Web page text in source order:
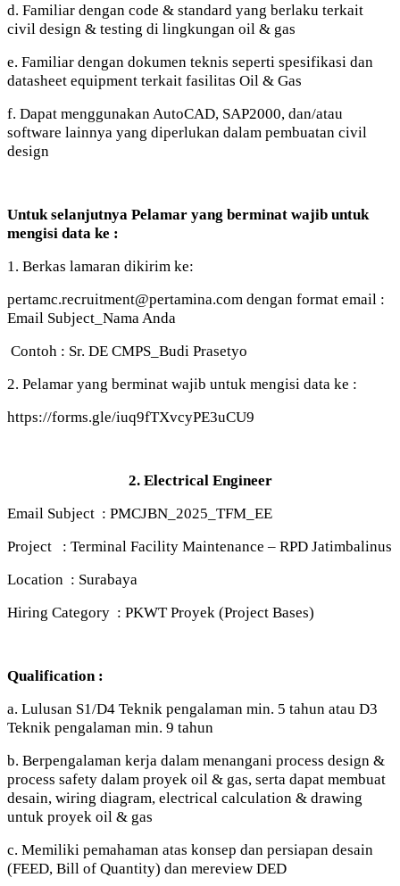
d. Familiar dengan code & standard yang berlaku terkait
civil design & testing di lingkungan oil & gas
e. Familiar dengan dokumen teknis seperti spesifikasi dan
datasheet equipment terkait fasilitas Oil & Gas
f. Dapat menggunakan AutoCAD, SAP2000, dan/atau
software lainnya yang diperlukan dalam pembuatan civil
design
Untuk selanjutnya Pelamar yang berminat wajib untuk
mengisi data ke :
1. Berkas lamaran dikirim ke:
pertamc.recruitment@pertamina.com dengan format email :
Email Subject_Nama Anda
Contoh : Sr. DE CMPS_Budi Prasetyo
2. Pelamar yang berminat wajib untuk mengisi data ke :
https://forms.gle/iuq9fTXvcyPE3uCU9
2. Electrical Engineer
Email Subject : PMCJBN_2025_TFM_EE
Project : Terminal Facility Maintenance – RPD Jatimbalinus
Location : Surabaya
Hiring Category : PKWT Proyek (Project Bases)
Qualification :
a. Lulusan S1/D4 Teknik pengalaman min. 5 tahun atau D3
Teknik pengalaman min. 9 tahun
b. Berpengalaman kerja dalam menangani process design &
process safety dalam proyek oil & gas, serta dapat membuat
desain, wiring diagram, electrical calculation & drawing
untuk proyek oil & gas
c. Memiliki pemahaman atas konsep dan persiapan desain
(FEED, Bill of Quantity) dan mereview DED